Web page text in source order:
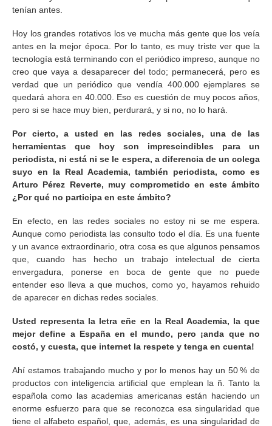
tenían antes.
Hoy los grandes rotativos los ve mucha más gente que los veía
antes en la mejor época. Por lo tanto, es muy triste ver que la
tecnología está terminando con el periódico impreso, aunque no
creo que vaya a desaparecer del todo; permanecerá, pero es
verdad que un periódico que vendía 400.000 ejemplares se
quedará ahora en 40.000. Eso es cuestión de muy pocos años,
pero si se hace muy bien, perdurará, y si no, no lo hará.
Por cierto, a usted en las redes sociales, una de las
herramientas que hoy son imprescindibles para un
periodista, ni está ni se le espera, a diferencia de un colega
suyo en la Real Academia, también periodista, como es
Arturo Pérez Reverte, muy comprometido en este ámbito
¿Por qué no participa en este ámbito?
En efecto, en las redes sociales no estoy ni se me espera.
Aunque como periodista las consulto todo el día. Es una fuente
y un avance extraordinario, otra cosa es que algunos pensamos
que, cuando has hecho un trabajo intelectual de cierta
envergadura, ponerse en boca de gente que no puede
entender eso lleva a que muchos, como yo, hayamos rehuido
de aparecer en dichas redes sociales.
Usted representa la letra eñe en la Real Academia, la que
mejor define a España en el mundo, pero ¡anda que no
costó, y cuesta, que internet la respete y tenga en cuenta!
Ahí estamos trabajando mucho y por lo menos hay un 50 % de
productos con inteligencia artificial que emplean la ñ. Tanto la
española como las academias americanas están haciendo un
enorme esfuerzo para que se reconozca esa singularidad que
tiene el alfabeto español, que, además, es una singularidad de